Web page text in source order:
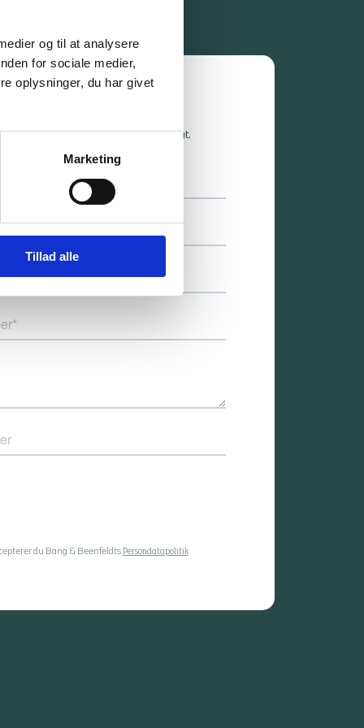
og til at analysere
for sociale medier,
oplysninger, du har givet
Marketing
Tillad alle
kontakte dig så hurtigt som muligt.
du Bang & Beenfeldts Persondatapolitik